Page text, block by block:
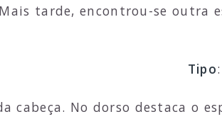
tarde, encontrou-se outra
Tipo
cabeça. No dorso destaca o